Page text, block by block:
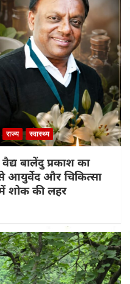
राज्य स्वास्थ्य
बालेंदु प्रकाश का
आयुर्वेद और चिकित्सा
शोक की लहर